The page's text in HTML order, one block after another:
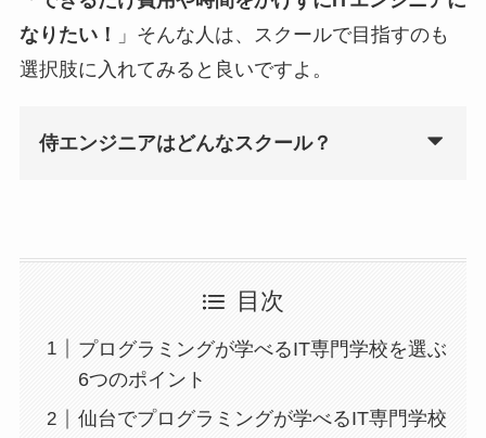
なりたい！
」そんな人は、スクールで目指すのも
選択肢に入れてみると良いですよ。
侍エンジニアはどんなスクール？
目次
プログラミングが学べるIT専門学校を選ぶ
6つのポイント
仙台でプログラミングが学べるIT専門学校